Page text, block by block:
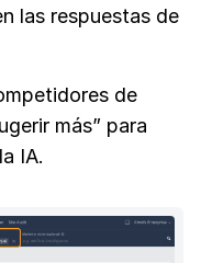
las respuestas de
de
más” para
IA.